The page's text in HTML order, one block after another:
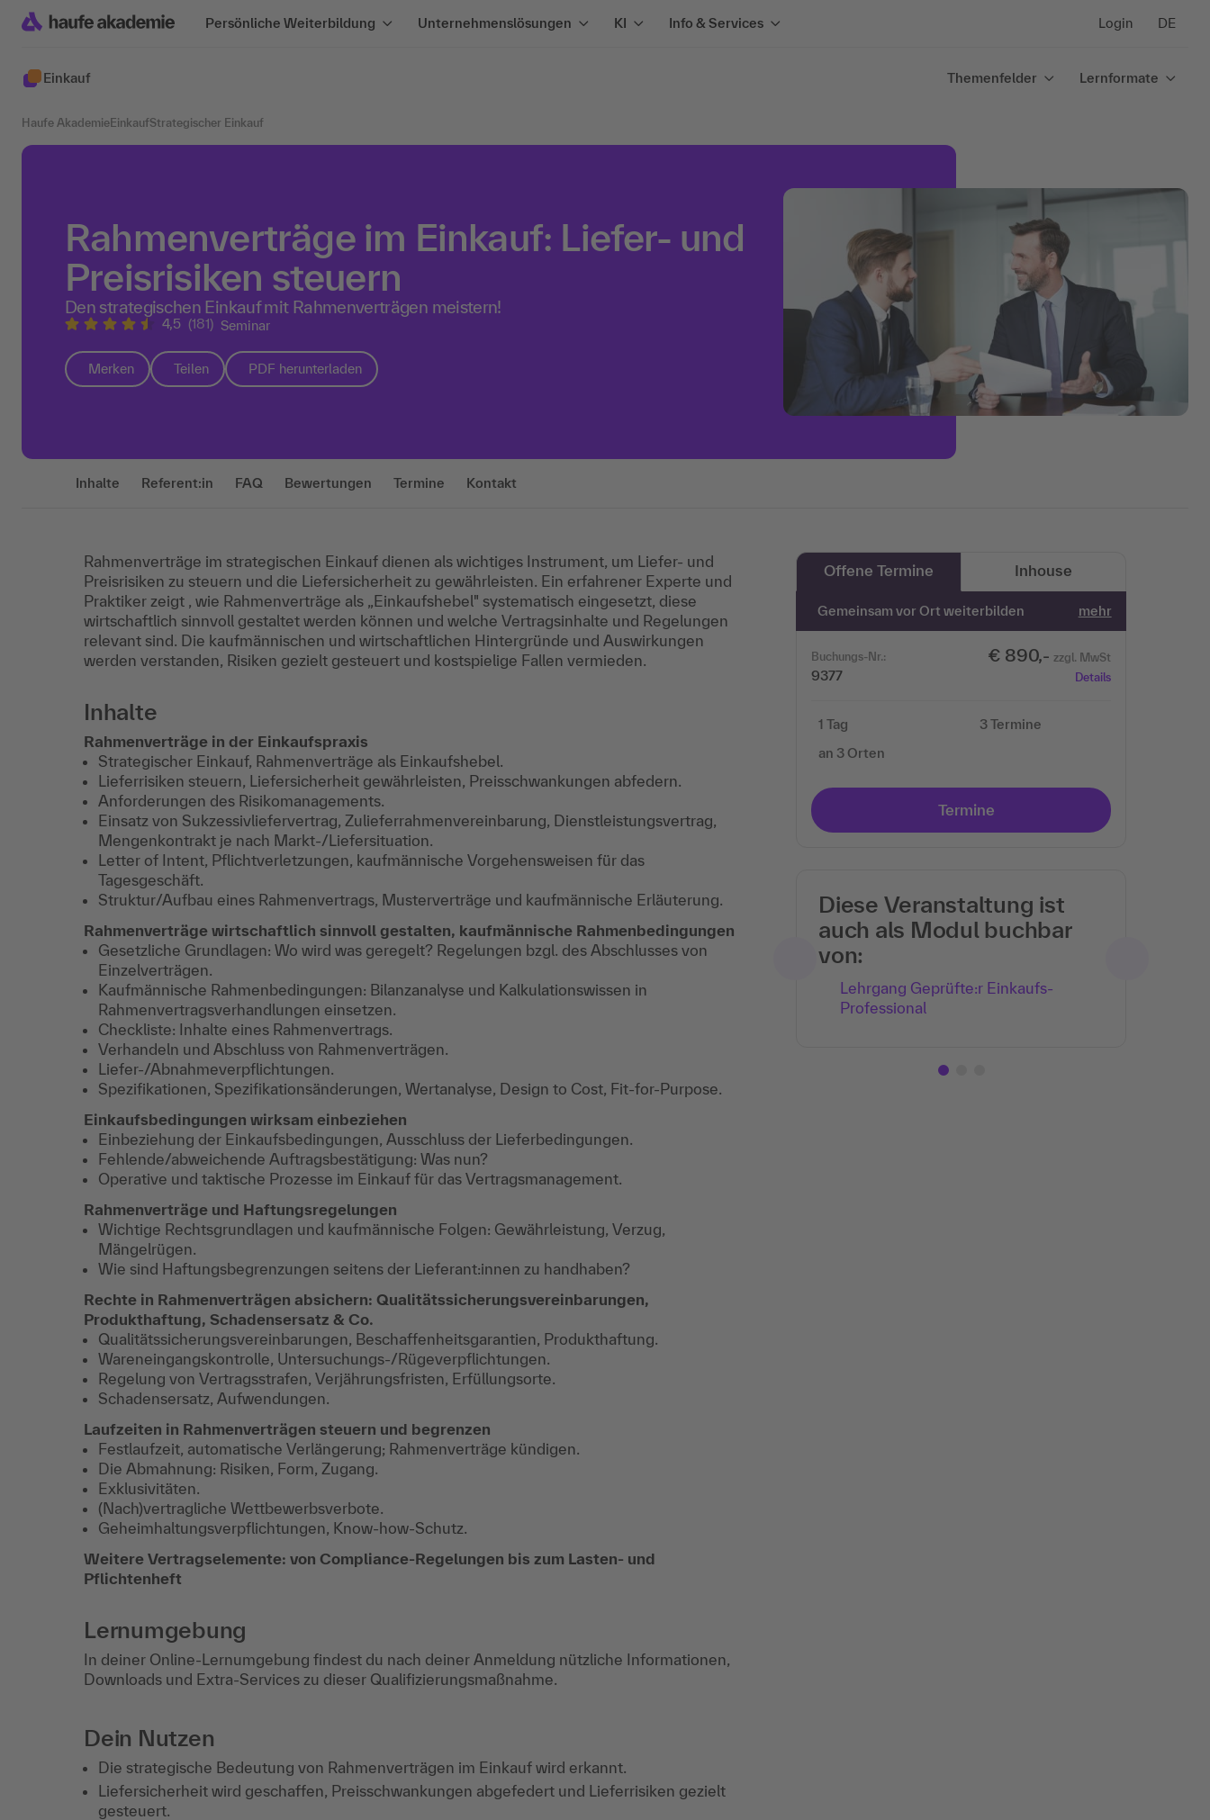
Persönliche Weiterbildung Unternehmenslösungen KI Info & Services Login DE
Einkauf Themenfelder Lernformate
Haufe Akademie EinkaufStrategischer Einkauf
Rahmenverträge im Einkauf: Liefer- und
Preisrisiken steuern
Den strategischen Einkauf mit Rahmenverträgen meistern!
4,5 (181) Seminar
Merken Teilen PDF herunterladen
Inhalte Referent:in FAQ Bewertungen Termine Kontakt
Rahmenverträge im strategischen Einkauf dienen als wichtiges Instrument, um Liefer- und
Preisrisiken zu steuern und die Liefersicherheit zu gewährleisten. Ein erfahrener Experte und
Praktiker zeigt , wie Rahmenverträge als „Einkaufshebel" systematisch eingesetzt, diese
wirtschaftlich sinnvoll gestaltet werden können und welche Vertragsinhalte und Regelungen
relevant sind. Die kaufmännischen und wirtschaftlichen Hintergründe und Auswirkungen
werden verstanden, Risiken gezielt gesteuert und kostspielige Fallen vermieden.
Inhalte
Rahmenverträge in der Einkaufspraxis
Strategischer Einkauf, Rahmenverträge als Einkaufshebel.
Lieferrisiken steuern, Liefersicherheit gewährleisten, Preisschwankungen abfedern.
Anforderungen des Risikomanagements.
Einsatz von Sukzessivliefervertrag, Zulieferrahmenvereinbarung, Dienstleistungsvertrag,
Mengenkontrakt je nach Markt-/Liefersituation.
Letter of Intent, Pflichtverletzungen, kaufmännische Vorgehensweisen für das
Tagesgeschäft.
Struktur/Aufbau eines Rahmenvertrags, Musterverträge und kaufmännische Erläuterung.
Rahmenverträge wirtschaftlich sinnvoll gestalten, kaufmännische Rahmenbedingungen
Gesetzliche Grundlagen: Wo wird was geregelt? Regelungen bzgl. des Abschlusses von
Einzelverträgen.
Kaufmännische Rahmenbedingungen: Bilanzanalyse und Kalkulationswissen in
Rahmenvertragsverhandlungen einsetzen.
Checkliste: Inhalte eines Rahmenvertrags.
Verhandeln und Abschluss von Rahmenverträgen.
Liefer-/Abnahmeverpflichtungen.
Spezifikationen, Spezifikationsänderungen, Wertanalyse, Design to Cost, Fit-for-Purpose.
Einkaufsbedingungen wirksam einbeziehen
Einbeziehung der Einkaufsbedingungen, Ausschluss der Lieferbedingungen.
Fehlende/abweichende Auftragsbestätigung: Was nun?
Operative und taktische Prozesse im Einkauf für das Vertragsmanagement.
Rahmenverträge und Haftungsregelungen
Wichtige Rechtsgrundlagen und kaufmännische Folgen: Gewährleistung, Verzug,
Mängelrügen.
Wie sind Haftungsbegrenzungen seitens der Lieferant:innen zu handhaben?
Rechte in Rahmenverträgen absichern: Qualitätssicherungsvereinbarungen,
Produkthaftung, Schadensersatz & Co.
Qualitätssicherungsvereinbarungen, Beschaffenheitsgarantien, Produkthaftung.
Wareneingangskontrolle, Untersuchungs-/Rügeverpflichtungen.
Regelung von Vertragsstrafen, Verjährungsfristen, Erfüllungsorte.
Schadensersatz, Aufwendungen.
Laufzeiten in Rahmenverträgen steuern und begrenzen
Festlaufzeit, automatische Verlängerung; Rahmenverträge kündigen.
Die Abmahnung: Risiken, Form, Zugang.
Exklusivitäten.
(Nach)vertragliche Wettbewerbsverbote.
Geheimhaltungsverpflichtungen, Know-how-Schutz.
Weitere Vertragselemente: von Compliance-Regelungen bis zum Lasten- und
Pflichtenheft
Lernumgebung
In deiner Online-Lernumgebung findest du nach deiner Anmeldung nützliche Informationen,
Downloads und Extra-Services zu dieser Qualifizierungsmaßnahme.
Dein Nutzen
Die strategische Bedeutung von Rahmenverträgen im Einkauf wird erkannt.
Liefersicherheit wird geschaffen, Preisschwankungen abgefedert und Lieferrisiken gezielt
gesteuert.
Offene Termine Inhouse
Gemeinsam vor Ort weiterbilden mehr
Buchungs-Nr.:
9377
€ 890,- zzgl. MwSt
Details
1 Tag
an 3 Orten
3 Termine
Termine
Diese Veranstaltung ist
auch als Modul buchbar
von:
Lehrgang Geprüfte:r Einkaufs-
Professional